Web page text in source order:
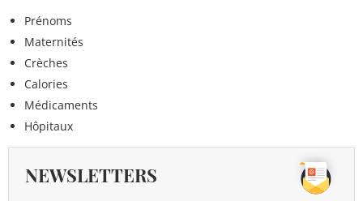
Prénoms
Maternités
Crèches
Calories
Médicaments
Hôpitaux
NEWSLETTERS